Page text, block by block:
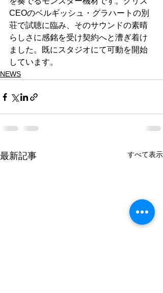
CEOのベルギッシュ・グラハートの別
荘で試聴に臨み、そのサウンドの素晴
らしさに感銘を受け契約へと漕ぎ着け
ました。既にスタジオにて可動を開始
しています。
NEWS
最新記事 すべて表示